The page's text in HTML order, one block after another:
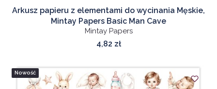
Arkusz papieru z elementami do wycinania Męskie,
Mintay Papers Basic Man Cave
Mintay Papers
Cena
4,82 zł
Nowość